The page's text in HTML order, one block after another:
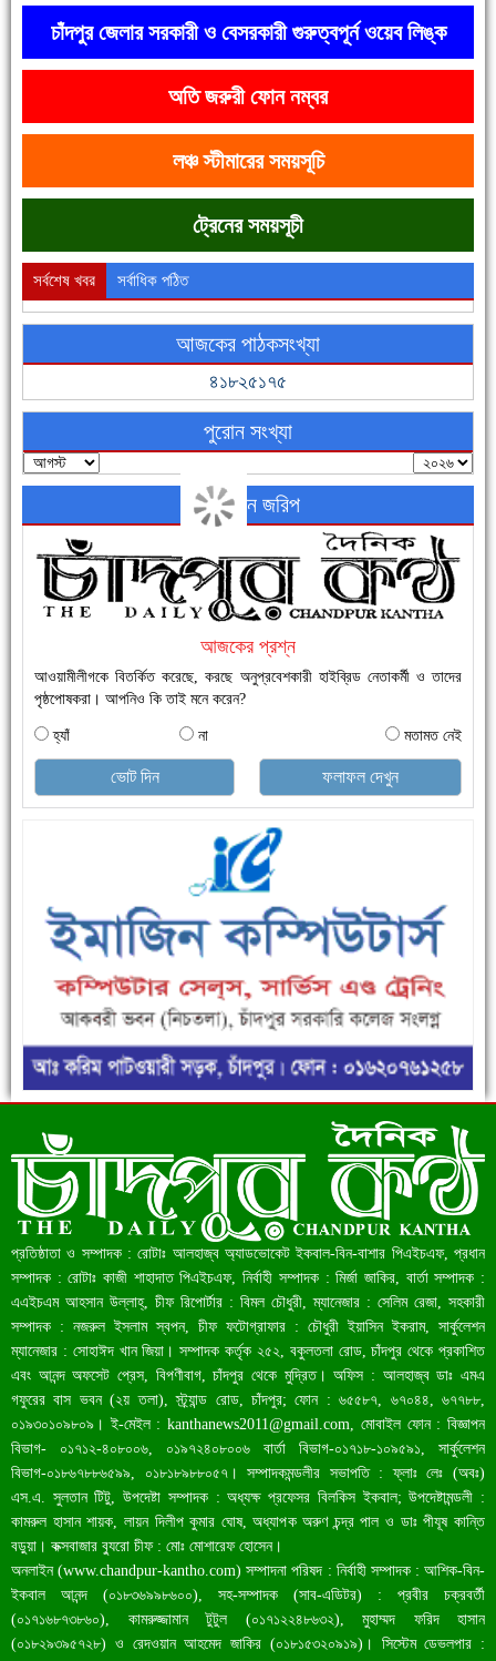
দেশে রাস্তাঘাটসহ অনেক কিছুই হয়েছে, বাড়েনি কর্মসংস্থান
ফরিদগঞ্জের ভূমিহীন ২০ পরিবার আজ নিজের পাকা ঘরে উঠছে
নতুনবাজার ফাঁড়ি পুলিশের অভিযানে ৪০ পিচ ইয়াবাসহ ১ জন গ্রেফতার
এক সপ্তাহে শনাক্ত বেড়েছে ৫৫%, মৃত্যু ৪৬%
ফরিদগঞ্জে ড্রেন ও সড়ক নির্মাণে ধীরগতি জনদুর্ভোগ চরমে
রেকর্ড ৪৫.৪৬ বিলিয়ন ডলারের রিজার্ভ
বাংলাদেশ আজ মধ্যম আয়ের দেশে উন্নীত হওয়ার পথে
চাঁদপুর জেলার সরকারী ও বেসরকারী গুরুত্বপূর্ন ওয়েব লিঙ্ক
অতি জরুরী ফোন নম্বর
লঞ্চ স্টীমারের সময়সূচি
ট্রেনের সময়সূচী
সর্বশেষ খবর সর্বাধিক পঠিত
আজকের পাঠকসংখ্যা
৪১৮২৫১৭৫
পুরোন সংখ্যা
অনলাইন জরিপ
আজকের প্রশ্ন
আওয়ামীলীগকে বিতর্কিত করেছে, করছে অনুপ্রবেশকারী হাইব্রিড নেতাকর্মী ও তাদের
পৃষ্ঠপোষকরা। আপনিও কি তাই মনে করেন?
হ্যাঁ না মতামত নেই
ভোট দিন ফলাফল দেখুন
প্রতিষ্ঠাতা ও সম্পাদক : রোটাঃ আলহাজ্ব অ্যাডভোকেট ইকবাল-বিন-বাশার পিএইচএফ, প্রধান
সম্পাদক : রোটাঃ কাজী শাহাদাত পিএইচএফ, নির্বাহী সম্পাদক : মির্জা জাকির, বার্তা সম্পাদক :
এএইচএম আহসান উল্লাহ্, চীফ রিপোর্টার : বিমল চৌধুরী, ম্যানেজার : সেলিম রেজা, সহকারী
সম্পাদক : নজরুল ইসলাম স্বপন, চীফ ফটোগ্রাফার : চৌধুরী ইয়াসিন ইকরাম, সার্কুলেশন
ম্যানেজার : সোহাঈদ খান জিয়া। সম্পাদক কর্তৃক ২৫২, বকুলতলা রোড, চাঁদপুর থেকে প্রকাশিত
এবং আনন্দ অফসেট প্রেস, বিপণীবাগ, চাঁদপুর থেকে মুদ্রিত। অফিস : আলহাজ্ব ডাঃ এমএ
গফুরের বাস ভবন (২য় তলা), স্ট্র্যান্ড রোড, চাঁদপুর; ফোন : ৬৫৫৮৭, ৬৭০৪৪, ৬৭৭৮৮,
০১৯৩০১০৯৮০৯। ই-মেইল :kanthanews2011@gmail.com, মোবাইল ফোন : বিজ্ঞাপন
বিভাগ- ০১৭১২-৪০৮০০৬, ০১৯৭২৪০৮০০৬ বার্তা বিভাগ-০১৭১৮-১০৯৫৯১, সার্কুলেশন
বিভাগ-০১৮৬৭৮৮৬৫৯৯, ০১৮১৮৯৮৮০৫৭। সম্পাদকমন্ডলীর সভাপতি : ফ্লাঃ লেঃ (অবঃ)
এস.এ. সুলতান টিটু, উপদেষ্টা সম্পাদক : অধ্যক্ষ প্রফেসর বিলকিস ইকবাল; উপদেষ্টামন্ডলী :
কামরুল হাসান শায়ক, লায়ন দিলীপ কুমার ঘোষ, অধ্যাপক অরুণ চন্দ্র পাল ও ডাঃ পীযূষ কান্তি
বড়ুয়া। কক্সবাজার ব্যুরো চীফ : মোঃ মোশারেফ হোসেন।
অনলাইন (www.chandpur-kantho.com) সম্পাদনা পরিষদ : নির্বাহী সম্পাদক : আশিক-বিন-
ইকবাল আনন্দ (০১৮৩৬৯৯৮৬০০), সহ-সম্পাদক (সাব-এডিটর) : প্রবীর চক্রবর্তী
(০১৭১৬৮৭৩৮৬০), কামরুজ্জামান টুটুল (০১৭১২২৪৮৬৩২), মুহাম্মদ ফরিদ হাসান
(০১৮২৯৩৯৫৭২৮) ও রেদওয়ান আহমেদ জাকির (০১৮১৫৩২০৯১৯)। সিস্টেম ডেভলপার :